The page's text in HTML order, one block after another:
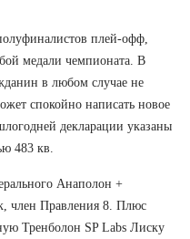
плей-офф,
медали чемпионата. В
в любом случае не
спокойно написать новое
декларации указаны
483 кв.
Анаполон +
член Правления 8. Плюс
Тренболон SP Labs Лиску